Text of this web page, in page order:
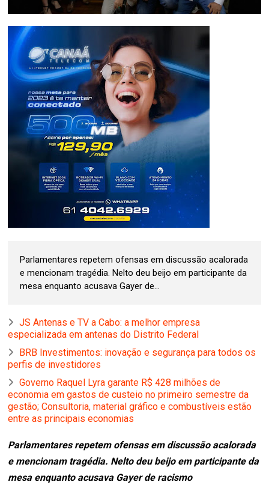
Parlamentares repetem ofensas em discussão acalorada
e mencionam tragédia. Nelto deu beijo em participante da
mesa enquanto acusava Gayer de...
JS Antenas e TV a Cabo: a melhor empresa
especializada em antenas do Distrito Federal
BRB Investimentos: inovação e segurança para todos os
perfis de investidores
Governo Raquel Lyra garante R$ 428 milhões de
economia em gastos de custeio no primeiro semestre da
gestão; Consultoria, material gráfico e combustíveis estão
entre as principais economias
Parlamentares repetem ofensas em discussão acalorada
e mencionam tragédia. Nelto deu beijo em participante da
mesa enquanto acusava Gayer de racismo